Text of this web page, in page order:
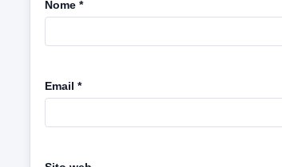
Nome *
Email *